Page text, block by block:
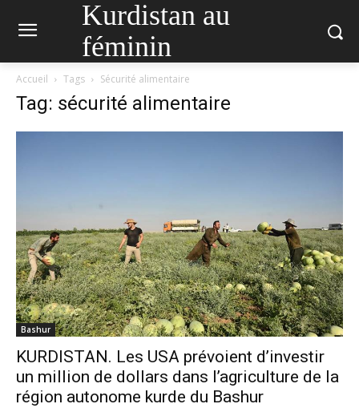
Kurdistan au
féminin
Accueil Tags Sécurité alimentaire
Tag: sécurité alimentaire
Bashur
KURDISTAN. Les USA prévoient d’investir
un million de dollars dans l’agriculture de la
région autonome kurde du Bashur